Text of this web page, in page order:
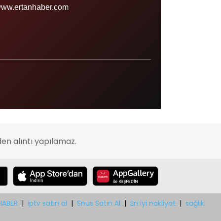
Sinop
Tekirdağ
Tunceli
Van
Yozgat
Zonguldak
alıntı yapılamaz.
| iptv satın al | Snus Satın Al | En iyi nakliyat | sağlık